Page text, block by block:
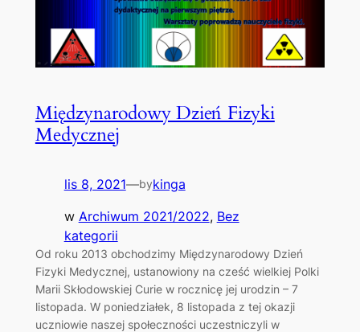
Międzynarodowy Dzień Fizyki
Medycznej
lis 8, 2021—bykinga
w Archiwum 2021/2022, Bez
kategorii
Od roku 2013 obchodzimy Międzynarodowy Dzień
Fizyki Medycznej, ustanowiony na cześć wielkiej Polki
Marii Skłodowskiej Curie w rocznicę jej urodzin – 7
listopada. W poniedziałek, 8 listopada z tej okazji
uczniowie naszej społeczności uczestniczyli w